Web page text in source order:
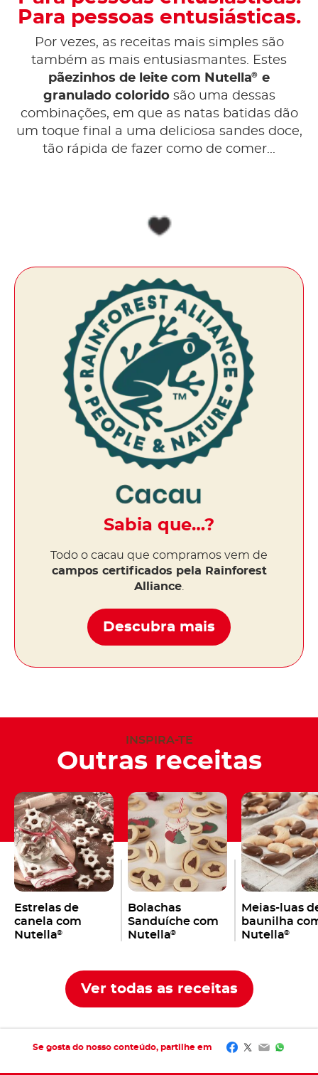
Para pessoas entusiásticas.
Por vezes, as receitas mais simples são
também as mais entusiasmantes. Estes
pãezinhos de leite com Nutella® e
granulado coloridosão uma dessas
combinações, em que as natas batidas dão
um toque final a uma deliciosa sandes doce,
tão rápida de fazer como de comer...
Sabia que…?
Todo o cacau que compramos vem de
campos certificados pela Rainforest
Alliance.
Descubra mais
INSPIRA-TE
Outras receitas
Estrelas de
canela com
Nutella®
Bolachas
Sanduíche com
Nutella®
Meias-luas
baunilha
Nutella®
Ver todas as receitas
Se gosta do nosso conteúdo, partilhe em Facebook
Twitter
Email